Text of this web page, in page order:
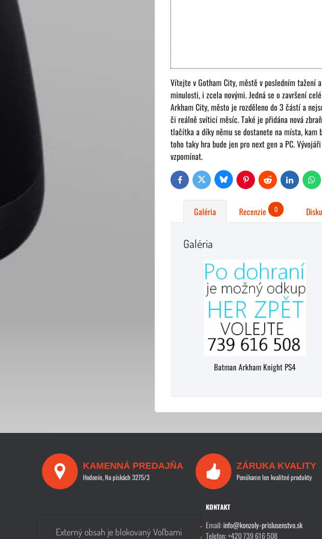
Vítejte v Gotham City, městě v posledním tažení
minulosti, i zcela novými. Jedná se o završení
Arkham City, město je rozděleno do 3 částí a
či reálně svíticí měsíc. Také je přidána nová
tlačítka a díky němu se dostanete na místa, kam
toho taky hra bude jen pro next gen a PC.
vzpomínat.
FacebookTwitter Bluesky PinterestReddit LinkedIn
Galéria Recenzie 0
Galéria
Batman Arkham Knight PS4
KAMENNÁ PREDAJŇA
Hodonín, Na pískách 3275/3
ZÁRUKA KVALITY
Ponúkame len kvalitné produkty
Externý obsah je blokovaný Voľbami
KONTAKT
Email:info@konzoly-prislusenstvo.sk
Telefon: +420 739 616 508